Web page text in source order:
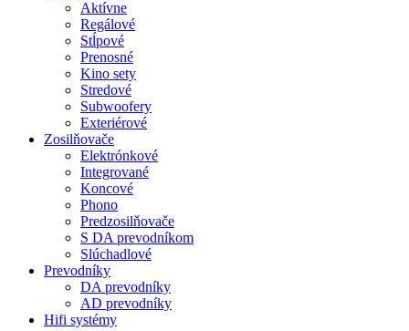
Aktívne
Regálové
Stĺpové
Prenosné
Kino sety
Stredové
Subwoofery
Exteriérové
Zosilňovače
Elektrónkové
Integrované
Koncové
Phono
Predzosilňovače
S DA prevodníkom
Slúchadlové
Prevodníky
DA prevodníky
AD prevodníky
Hifi systémy